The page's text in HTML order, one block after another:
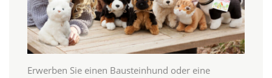
Erwerben Sie einen Bausteinhund oder eine